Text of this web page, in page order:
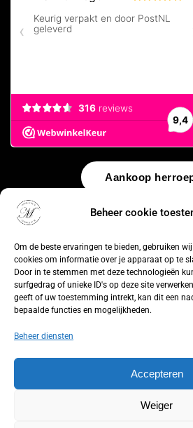
Beheer cookie
Om de beste ervaringen te bieden, gebruiken
cookies om informatie over je apparaat op te
Door in te stemmen met deze technologieën
surfgedrag of unieke ID's op deze site
geeft of uw toestemming intrekt, kan dit een
bepaalde functies en mogelijkheden.
Beheer diensten
Accepteren
Weiger
Aankoop
© 2026 by WebUnlimited–